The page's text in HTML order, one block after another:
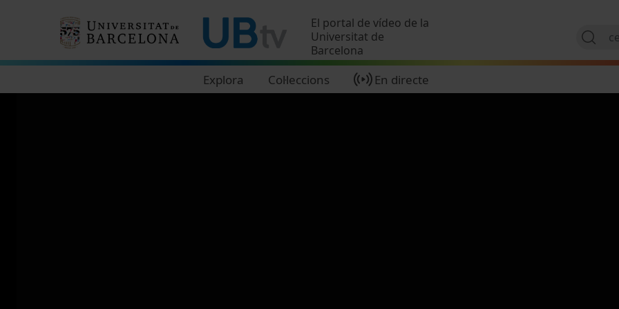
El portal de vídeo de la
Universitat de
Barcelona
Explora Col·leccions En directe